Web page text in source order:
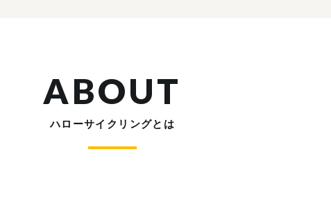
ABOUT
ハローサイクリングとは